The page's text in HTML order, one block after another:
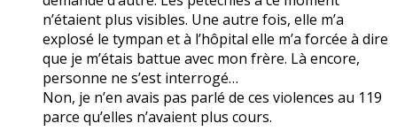
n’étaient plus visibles. Une autre fois, elle m’a
explosé le tympan et à l’hôpital elle m’a forcée à dire
que je m’étais battue avec mon frère. Là encore,
personne ne s’est interrogé…
Non, je n’en avais pas parlé de ces violences au 119
parce qu’elles n’avaient plus cours.